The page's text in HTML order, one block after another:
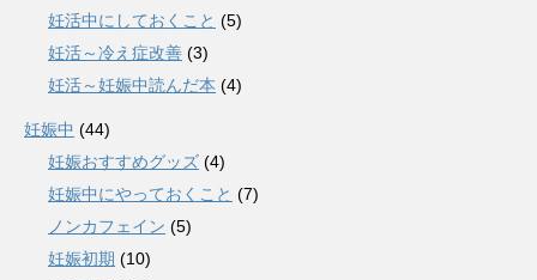
妊活中にしておくこと (5)
妊活～冷え症改善 (3)
妊活～妊娠中読んだ本 (4)
妊娠中 (44)
妊娠おすすめグッズ (4)
妊娠中にやっておくこと (7)
ノンカフェイン (5)
妊娠初期 (10)